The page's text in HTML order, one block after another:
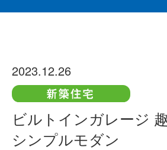
2023.12.26
ビルトインガレージ
シンプルモダン